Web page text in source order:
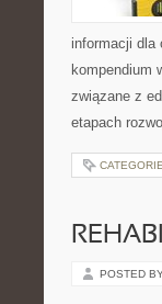
informacji dla
kompendium
związane z
etapach
POSTED